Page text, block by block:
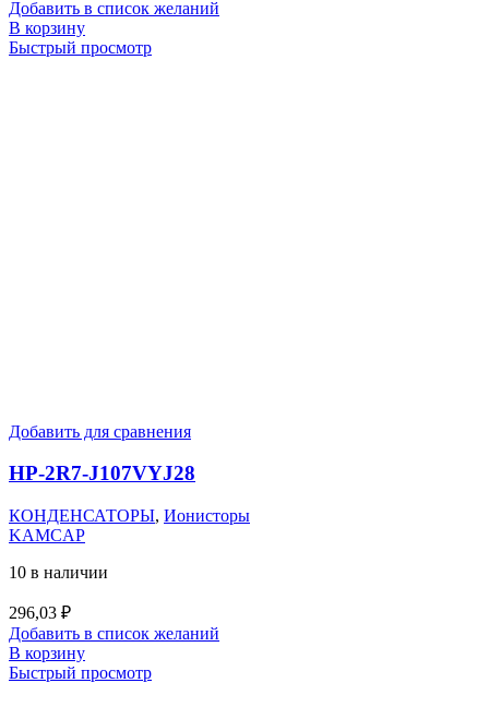
Добавить в список желаний
В корзину
Быстрый просмотр
Добавить для сравнения
HP-2R7-J107VYJ28
КОНДЕНСАТОРЫ, Ионисторы
KAMCAP
10 в наличии
296,03 ₽
Добавить в список желаний
В корзину
Быстрый просмотр